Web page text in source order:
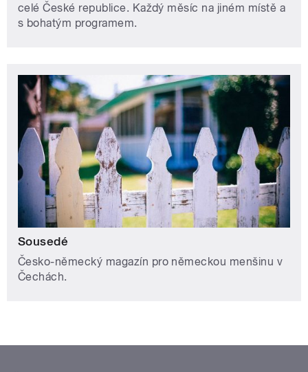
celé České republice. Každý měsíc na jiném místě a
s bohatým programem.
Sousedé
Česko-německý magazín pro německou menšinu v
Čechách.